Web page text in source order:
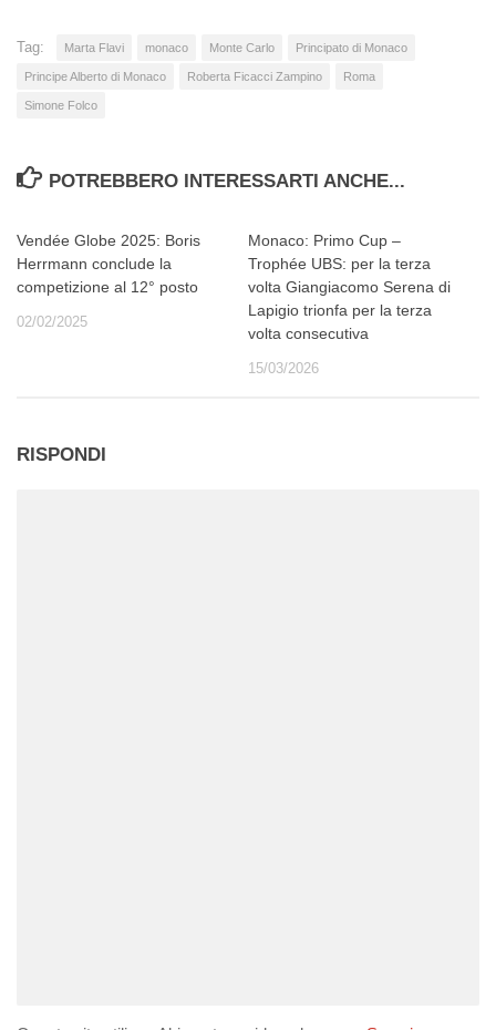
Tag: Marta Flavi monaco Monte Carlo Principato di Monaco
Principe Alberto di Monaco Roberta Ficacci Zampino Roma
Simone Folco
POTREBBERO INTERESSARTI ANCHE...
Vendée Globe 2025: Boris
Herrmann conclude la
competizione al 12° posto
02/02/2025
Monaco: Primo Cup –
Trophée UBS: per la terza
volta Giangiacomo Serena di
Lapigio trionfa per la terza
volta consecutiva
15/03/2026
RISPONDI